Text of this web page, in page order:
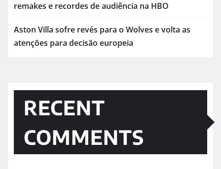
remakes e recordes de audiência na HBO
Aston Villa sofre revés para o Wolves e volta as
atenções para decisão europeia
RECENT
COMMENTS